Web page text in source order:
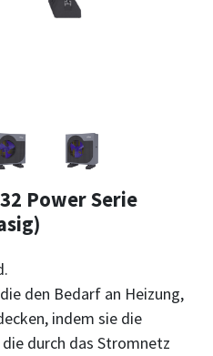
Power Serie
den Bedarf an Heizung,
indem sie die
durch das Stromnetz